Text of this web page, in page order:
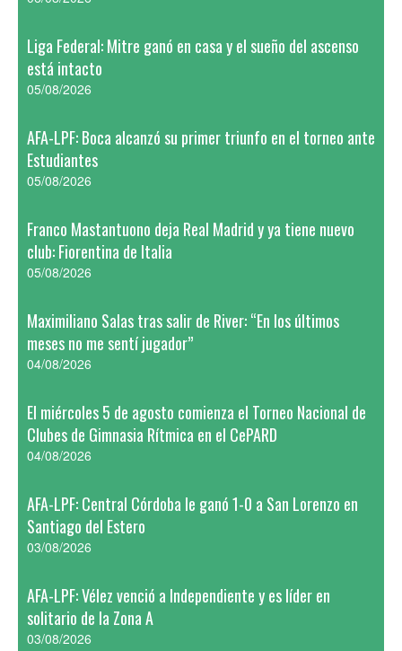
Liga Federal: Mitre ganó en casa y el sueño del ascenso
está intacto
05/08/2026
AFA-LPF: Boca alcanzó su primer triunfo en el torneo ante
Estudiantes
05/08/2026
Franco Mastantuono deja Real Madrid y ya tiene nuevo
club: Fiorentina de Italia
05/08/2026
Maximiliano Salas tras salir de River: “En los últimos
meses no me sentí jugador”
04/08/2026
El miércoles 5 de agosto comienza el Torneo Nacional de
Clubes de Gimnasia Rítmica en el CePARD
04/08/2026
AFA-LPF: Central Córdoba le ganó 1-0 a San Lorenzo en
Santiago del Estero
03/08/2026
AFA-LPF: Vélez venció a Independiente y es líder en
solitario de la Zona A
03/08/2026